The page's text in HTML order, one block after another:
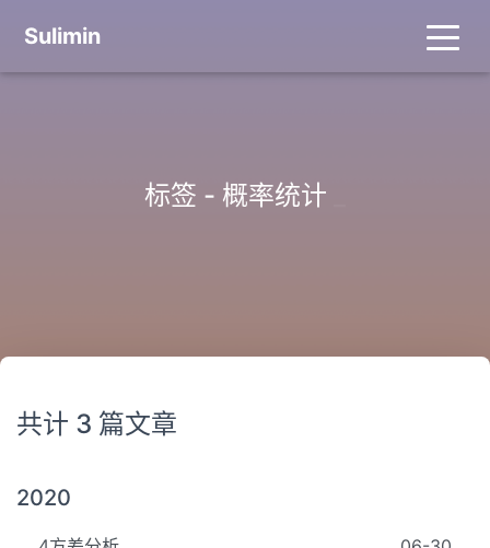
Sulimin
标签 - 概率统计
共计 3 篇文章
2020